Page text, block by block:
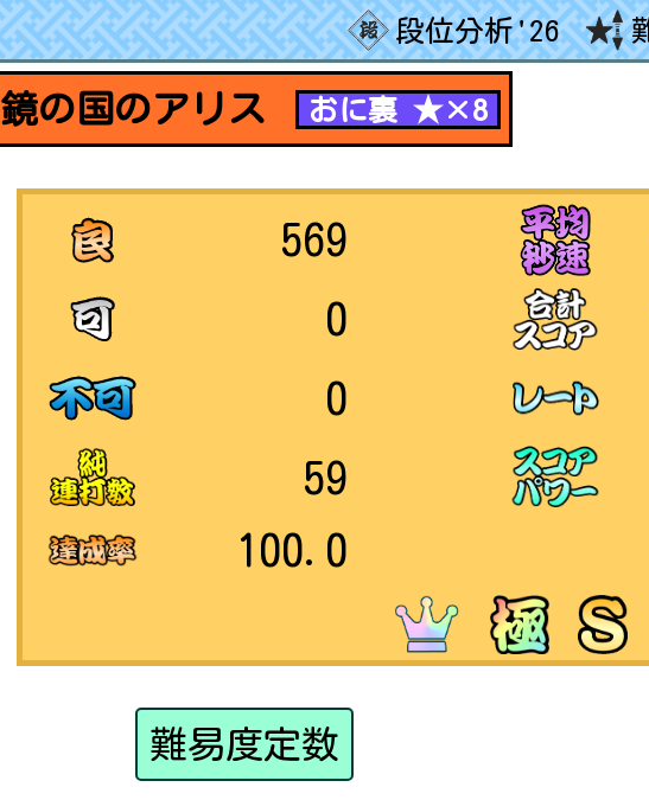
段位分析'26
鏡の国のアリス おに裏 ★×8
569
0
0
59
100.0
難易度定数